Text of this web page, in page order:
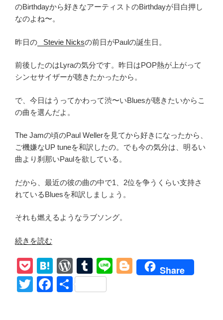
のBirthdayから好きなアーティストのBirthdayが目白押し
なのよね〜。
昨日の Stevie Nicksの前日がPaulの誕生日。
前後したのはLyraの気分です。昨日はPOP熱が上がって
シンセサイザーが聴きたかったから。
で、今日はうってかわって渋〜いBluesが聴きたいからこ
の曲を選んだよ。
The Jamの頃のPaul Wellerを見てから好きになったから、
ご機嫌なUP tuneを和訳したの。でも今の気分は、明るい
曲より刹那いPaulを欲している。
だから、最近の彼の曲の中で1、2位を争うくらい支持さ
れているBluesを和訳しましょう。
それも燃えるようなラブソング。
“和
MV【You
Do
Something
続きを読む
P
o
ck
H
at
e
W
or
d
T
u
m
Li
Bl
Share
T
F
共